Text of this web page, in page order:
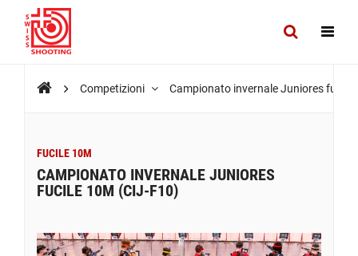
Competizioni Campionato invernale Juniores fucile
FUCILE 10M
CAMPIONATO INVERNALE JUNIORES
FUCILE 10M (CIJ-F10)